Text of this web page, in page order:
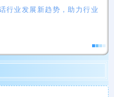
行业发展新趋势，助力行业